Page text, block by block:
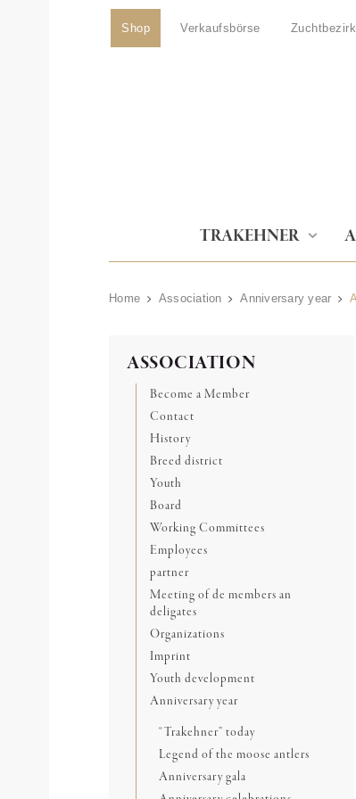
Shop Verkaufsbörse
TRAKEHNER
Home Association Anniversary year
ASSOCIATION
Become a Member
Contact
History
Breed district
Youth
Board
Working Committees
Employees
partner
Meeting of de members an
deligates
Organizations
Imprint
Youth development
Anniversary year
“Trakehner” today
Legend of the moose antlers
Anniversary gala